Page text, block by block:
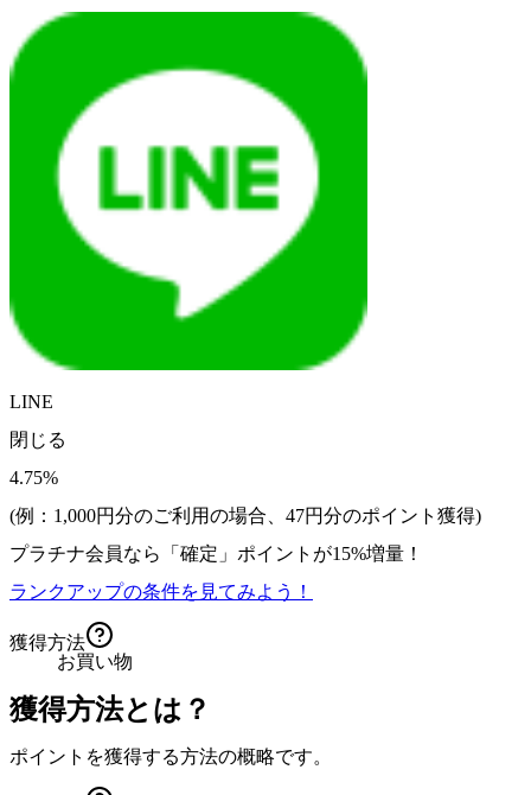
LINE
閉じる
4.75%
(例：1,000円分のご利用の場合、 47円分のポイント獲得)
プラチナ会員なら
「確定」 ポイントが15%増量！
ランクアップの条件を見てみよう！
獲得方法
お買い物
獲得方法とは？
ポイントを獲得する方法の概略です。